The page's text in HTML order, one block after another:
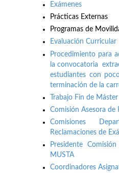
Exámenes
Prácticas Externas
Programas de
Evaluación Curricular
Procedimiento para
la convocatoria
estudiantes con
terminación de la
Trabajo Fin de Máster
Comisión Asesora de
Comisiones
Reclamaciones de
Presidente
MUSTA
Coordinadores